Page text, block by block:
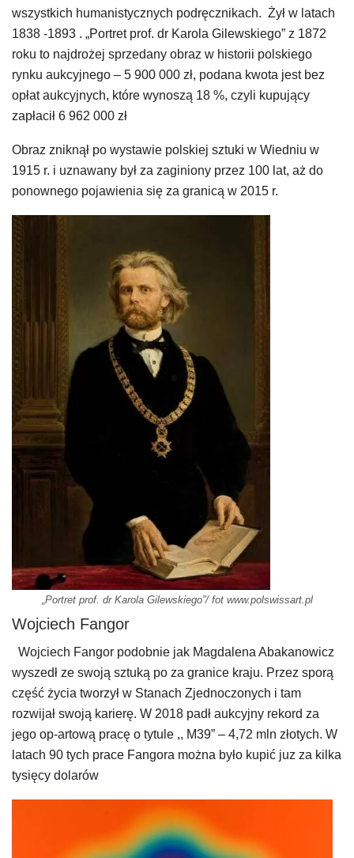
wszystkich humanistycznych podręcznikach. Żył w latach
1838 -1893 . „Portret prof. dr Karola Gilewskiego” z 1872
roku to najdrożej sprzedany obraz w historii polskiego
rynku aukcyjnego – 5 900 000 zł, podana kwota jest bez
opłat aukcyjnych, które wynoszą 18 %, czyli kupujący
zapłacił 6 962 000 zł
Obraz zniknął po wystawie polskiej sztuki w Wiedniu w
1915 r. i uznawany był za zaginiony przez 100 lat, aż do
ponownego pojawienia się za granicą w 2015 r.
„Portret prof. dr Karola Gilewskiego”/ fot www.polswissart.pl
Wojciech Fangor
Wojciech Fangor podobnie jak Magdalena Abakanowicz
wyszedł ze swoją sztuką po za granice kraju. Przez sporą
część życia tworzył w Stanach Zjednoczonych i tam
rozwijał swoją karierę. W 2018 padł aukcyjny rekord za
jego op-artową pracę o tytule ,, M39” – 4,72 mln złotych. W
latach 90 tych prace Fangora można było kupić juz za kilka
tysięcy dolarów